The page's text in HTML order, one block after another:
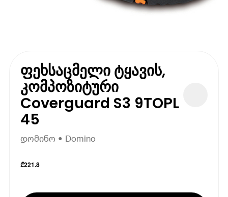
ფეხსაცმელი ტყავის,
კომპოზიტური
Coverguard S3 9TOPL
45
დომინო • Domino
₾221.8